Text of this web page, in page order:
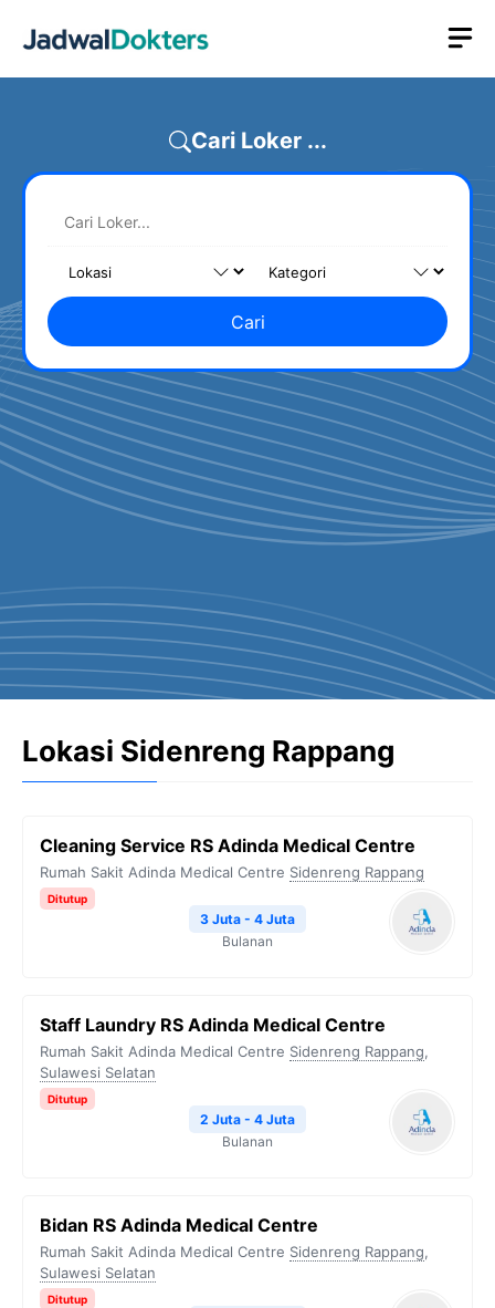
Cari Loker ...
Cari
Lokasi Sidenreng Rappang
Cleaning Service RS Adinda Medical Centre
Rumah Sakit Adinda Medical Centre Sidenreng Rappang
Ditutup
3 Juta - 4 Juta
Bulanan
Staff Laundry RS Adinda Medical Centre
Rumah Sakit Adinda Medical Centre Sidenreng Rappang,
Sulawesi Selatan
Ditutup
2 Juta - 4 Juta
Bulanan
Bidan RS Adinda Medical Centre
Rumah Sakit Adinda Medical Centre Sidenreng Rappang,
Sulawesi Selatan
Ditutup